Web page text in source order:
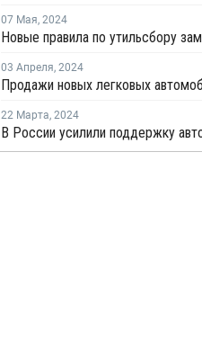
07 Мая, 2024
03 Апреля, 2024
22 Марта, 2024